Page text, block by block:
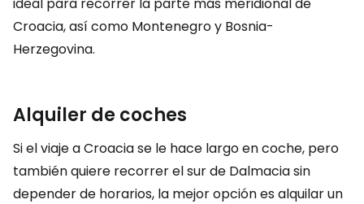
Croacia, así como Montenegro y Bosnia-
Herzegovina.
Alquiler de coches
Si el viaje a Croacia se le hace largo en coche, pero
también quiere recorrer el sur de Dalmacia sin
depender de horarios, la mejor opción es alquilar un